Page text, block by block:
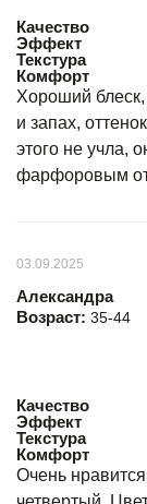
Качество
Эффект
Текстура
Комфорт
Хороший
и запах,
этого не учла,
фарфоровым
03.09.2025
Александра
Возраст: 35-44
Качество
Эффект
Текстура
Комфорт
Очень